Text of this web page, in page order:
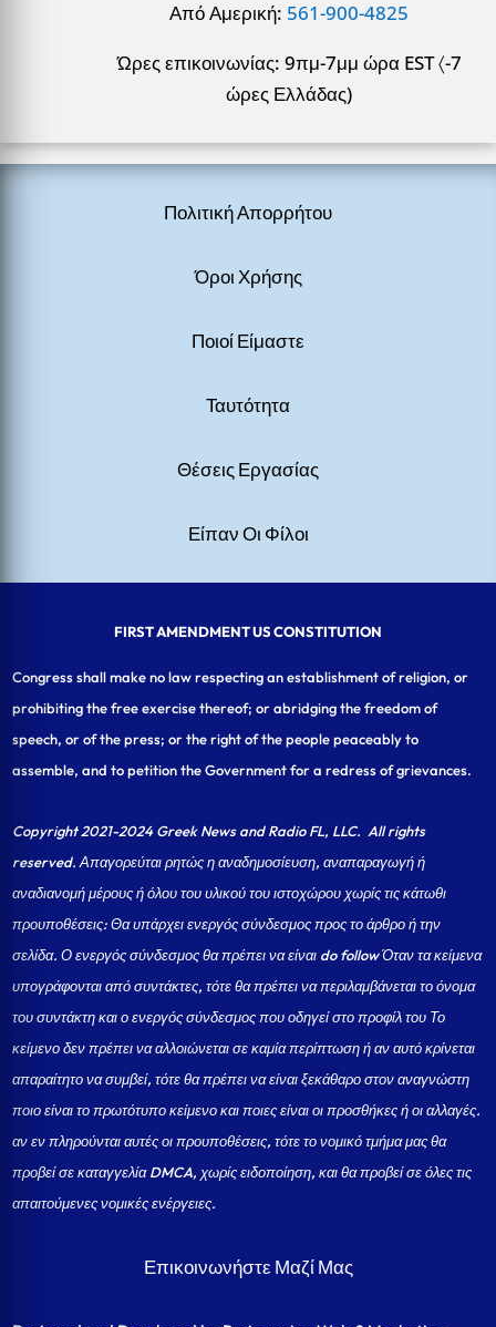
Από Αμερική: 561-900-4825
Ώρες επικοινωνίας: 9πμ-7μμ ώρα EST 〈-7
ώρες Ελλάδας)
Πολιτική Απορρήτου
Όροι Χρήσης
Ποιοί Είμαστε
Ταυτότητα
Θέσεις Εργασίας
Είπαν Οι Φίλοι
FIRST AMENDMENT US CONSTITUTION
Congress shall make no law respecting an establishment of religion, or
prohibiting the free exercise thereof; or abridging the freedom of
speech, or of the press; or the right of the people peaceably to
assemble, and to petition the Government for a redress of grievances.
Copyright 2021-2024 Greek News and Radio FL, LLC. All rights
reserved. Απαγορεύται ρητώς η αναδημοσίευση, αναπαραγωγή ή
αναδιανομή μέρους ή όλου του υλικού του ιστοχώρου χωρίς τις κάτωθι
προυποθέσεις: Θα υπάρχει ενεργός σύνδεσμος προς το άρθρο ή την
σελίδα.Ο ενεργός σύνδεσμος θα πρέπει να είναι do follow Όταν τα κείμενα
υπογράφονται από συντάκτες, τότε θα πρέπει να περιλαμβάνεται το όνομα
του συντάκτη και ο ενεργός σύνδεσμος που οδηγεί στο προφίλ του Το
κείμενο δεν πρέπει να αλλοιώνεται σε καμία περίπτωση ή αν αυτό κρίνεται
απαραίτητο να συμβεί, τότε θα πρέπει να είναι ξεκάθαρο στον αναγνώστη
ποιο είναι το πρωτότυπο κείμενο και ποιες είναι οι προσθήκες ή οι αλλαγές.
αν εν πληρούνται αυτές οι προυποθέσεις, τότε το νομικό τμήμα μας θα
προβεί σε καταγγελία DMCA, χωρίς ειδοποίηση, και θα προβεί σε όλες τις
απαιτούμενες νομικές ενέργειες.
Επικοινωνήστε Μαζί Μας